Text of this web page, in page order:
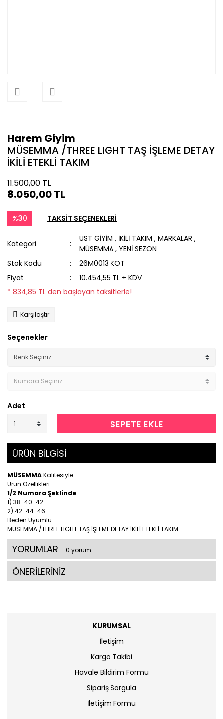
Harem Giyim
MÜSEMMA /THREE LIGHT TAŞ İŞLEME DETAY
İKİLİ ETEKLİ TAKIM
11.500,00 TL
8.050,00 TL
%30 TAKSİT SEÇENEKLERİ
Kategori
ÜST GİYİM , İKİLİ TAKIM ,MARKALAR ,
MÜSEMMA,YENİ SEZON
Stok Kodu
26M0013 KOT
Fiyat
10.454,55 TL + KDV
* 834,85 TL den başlayan taksitlerle!
Karşılaştır
Seçenekler
Adet
SEPETE EKLE
ÜRÜN BİLGİSİ
MÜSEMMAKalitesiyle
Ürün Özellikleri
1/2 Numara Şeklinde
1) 38-40-42
2) 42-44-46
Beden Uyumlu
MÜSEMMA /THREE LIGHT TAŞ İŞLEME DETAY İKİLİ ETEKLİ TAKIM
YORUMLAR - 0 yorum
ÖNERİLERİNİZ
KURUMSAL
İletişim
Kargo Takibi
Havale Bildirim Formu
Sipariş Sorgula
İletişim Formu